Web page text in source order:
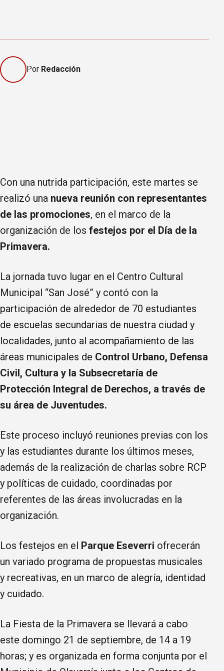
Por Redacción
Con una nutrida participación, este martes se
realizó una nueva reunión con representantes
de las promociones, en el marco de la
organización de los festejos por el Día de la
Primavera.
La jornada tuvo lugar en el Centro Cultural
Municipal “San José” y contó con la
participación de alrededor de 70 estudiantes
de escuelas secundarias de nuestra ciudad y
localidades, junto al acompañamiento de las
áreas municipales de Control Urbano, Defensa
Civil, Cultura y la Subsecretaría de
Protección Integral de Derechos, a través de
su área de Juventudes.
Este proceso incluyó reuniones previas con los
y las estudiantes durante los últimos meses,
además de la realización de charlas sobre RCP
y políticas de cuidado, coordinadas por
referentes de las áreas involucradas en la
organización.
Los festejos en el Parque Eseverri ofrecerán
un variado programa de propuestas musicales
y recreativas, en un marco de alegría, identidad
y cuidado.
La Fiesta de la Primavera se llevará a cabo
este domingo 21 de septiembre, de 14 a 19
horas; y es organizada en forma conjunta por el